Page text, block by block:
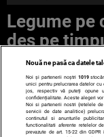
Legume pe
des pe
Nouă ne pasă ca datele
Noi și partenerii noștri 1019
unici pentru prelucrarea datelor
jos, respectiv vă puteți opune
confidențialitate. Aceste alegeri
Noi si partenerii nostri (retelele
servicii de date analitice)
continutul si anunturile
functionalitati aferente retelelor
prevazute de art. 15-22 din